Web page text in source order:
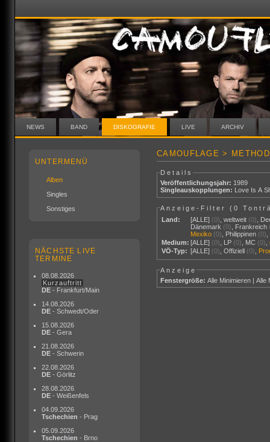
NEWS BAND DISKOGRAFIE LIVE ARCHIV
UNTERMENÜ
Alben
Singles
Sonstiges
NÄCHSTE LIVE
TERMINE
08.08.2026
Kurzauftritt
DE - Frankfurt/Main
14.08.2026
DE - Schwedt/Oder
15.08.2026
DE - Gera
21.08.2026
DE - Schwerin
22.08.2026
DE - Görlitz
28.08.2026
DE - Weißenfels
04.09.2026
Tschechien - Prag
05.09.2026
Tschechien - Brno
CAMOUFLAGE >
Details
Veröffentlichungsjahr: 1989
Singleauskopplungen: Love Is A
Anzeige-Filter (0
Land:
[ALLE] (0) ,weltweit (0)
Dänemark (0) Frankreich
Mexiko (0) Philippinen (0)
Medium: [ALLE] (0) LP (0) MC (0) ,
VÖ-Typ: [ALLE] (0) ,Offiziell (0)
Anzeige
Fenstergröße: Alle Minimieren |Alle